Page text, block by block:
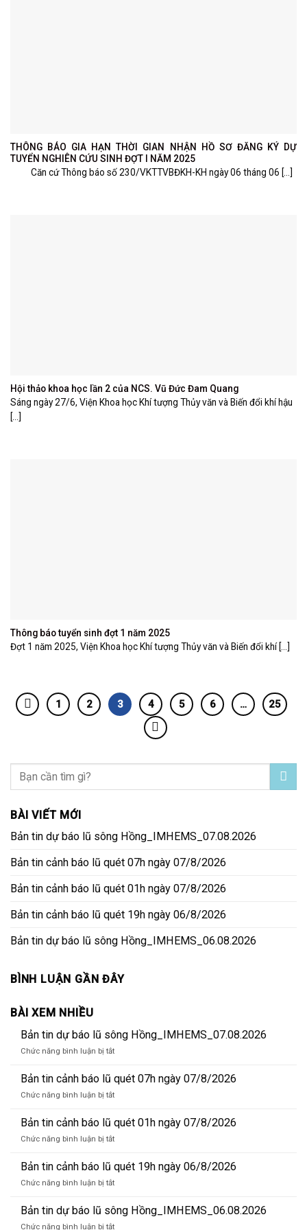
THÔNG BÁO GIA HẠN THỜI GIAN NHẬN HỒ SƠ ĐĂNG KÝ DỰ
TUYỂN NGHIÊN CỨU SINH ĐỢT I NĂM 2025
Căn cứ Thông báo số 230/VKTTVBĐKH-KH ngày 06 tháng 06 [...]
Hội thảo khoa học lần 2 của NCS. Vũ Đức Đam Quang
Sáng ngày 27/6, Viện Khoa học Khí tượng Thủy văn và Biến đổi khí hậu
[...]
Thông báo tuyển sinh đợt 1 năm 2025
Đợt 1 năm 2025, Viện Khoa học Khí tượng Thủy văn và Biến đổi khí [...]
1 2 3 4 5 6 … 25
BÀI VIẾT MỚI
Bản tin dự báo lũ sông Hồng_IMHEMS_07.08.2026
Bản tin cảnh báo lũ quét 07h ngày 07/8/2026
Bản tin cảnh báo lũ quét 01h ngày 07/8/2026
Bản tin cảnh báo lũ quét 19h ngày 06/8/2026
Bản tin dự báo lũ sông Hồng_IMHEMS_06.08.2026
BÌNH LUẬN GẦN ĐÂY
BÀI XEM NHIỀU
Bản tin dự báo lũ sông Hồng_IMHEMS_07.08.2026
Chức năng bình luận bị tắtở
tin
dự
báo
sông
Hồng_IMHEMS_07.08.2026
Bản tin cảnh báo lũ quét 07h ngày 07/8/2026
Chức năng bình luận bị tắtở
tin
cảnh
báo
quét
07h
07/8/2026
Bản tin cảnh báo lũ quét 01h ngày 07/8/2026
Chức năng bình luận bị tắtở
tin
cảnh
báo
quét
01h
Bản tin cảnh báo lũ quét 19h ngày 06/8/2026
Chức năng bình luận bị tắtở
tin
cảnh
Bản tin dự báo lũ sông Hồng_IMHEMS_06.08.2026
Chức năng bình luận bị tắtở